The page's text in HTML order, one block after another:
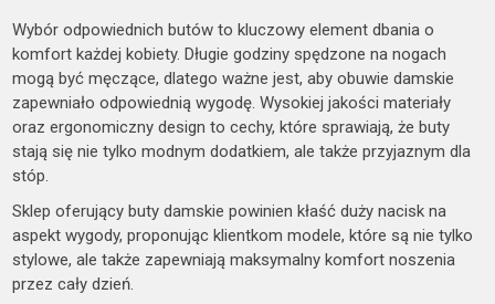
Wybór odpowiednich butów to kluczowy element dbania o
komfort każdej kobiety. Długie godziny spędzone na nogach
mogą być męczące, dlatego ważne jest, aby obuwie damskie
zapewniało odpowiednią wygodę. Wysokiej jakości materiały
oraz ergonomiczny design to cechy, które sprawiają, że buty
stają się nie tylko modnym dodatkiem, ale także przyjaznym dla
stóp.
Sklep oferujący buty damskie powinien kłaść duży nacisk na
aspekt wygody, proponując klientkom modele, które są nie tylko
stylowe, ale także zapewniają maksymalny komfort noszenia
przez cały dzień.